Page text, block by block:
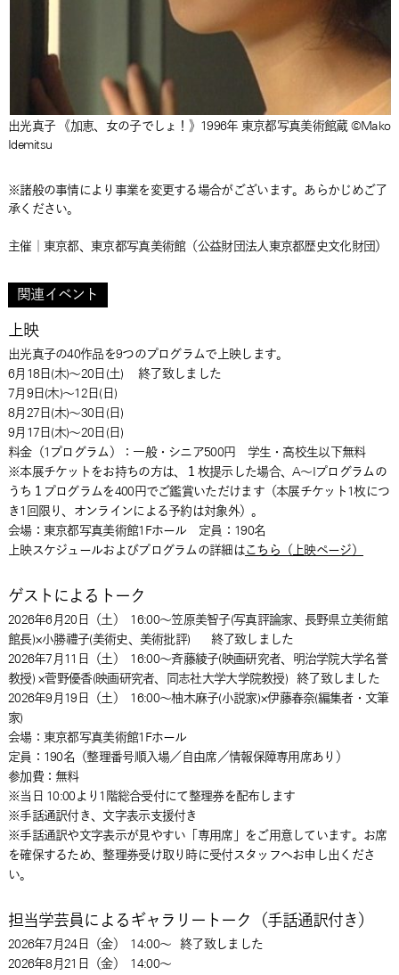
出光真子 《加恵、女の子でしょ！》1996年 東京都写真美術館蔵 ©Mako
Idemitsu
※諸般の事情により事業を変更する場合がございます。あらかじめご了
承ください。
主催｜東京都、東京都写真美術館（公益財団法人東京都歴史文化財団）
関連イベント
上映
出光真子の40作品を9つのプログラムで上映します。
6月18日(木)～20日(土) 終了致しました
7月9日(木)～12日(日)
8月27日(木)～30日(日)
9月17日(木)～20日(日)
料金（1プログラム）：一般・シニア500円 学生・高校生以下無料
※本展チケットをお持ちの方は、１枚提示した場合、A～Iプログラムの
うち１プログラムを400円でご鑑賞いただけます（本展チケット1枚につ
き1回限り、オンラインによる予約は対象外）。
会場：東京都写真美術館1Fホール 定員：190名
上映スケジュールおよびプログラムの詳細はこちら（上映ページ）
ゲストによるトーク
2026年6月20日 （土）
16:00～笠原美智子(写真評論家、長野県立美術館
館長)×小勝禮子(美術史、美術批評) 終了致しました
2026年7月11日
（土）
16:00～斉藤綾子(映画研究者、明治学院大学名誉
教授) ×菅野優香(映画研究者、同志社大学大学院教授) 終了致しました
2026年9月19日
（土）
16:00～柚木麻子(小説家)×伊藤春奈(編集者・文筆
家)
会場：東京都写真美術館1Fホール
定員：190名（整理番号順入場／自由席／情報保障専用席あり）
参加費：無料
※当日 10:00より1階総合受付にて整理券を配布します
※手話通訳付き、文字表示支援付き
※手話通訳や文字表示が見やすい「専用席」をご用意しています。お席
を確保するため、整理券受け取り時に受付スタッフへお申し出くださ
い。
担当学芸員によるギャラリートーク（手話通訳付き）
2026年7月24日 （金） 14:00～終了致しました
2026年8月21日
（金）
14:00～